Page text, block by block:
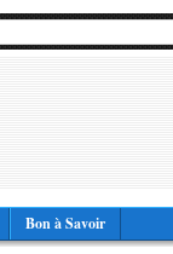
Bon à Savoir